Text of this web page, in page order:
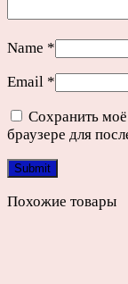
Name *
Email *
Сохранить
браузере для
Похожие товары